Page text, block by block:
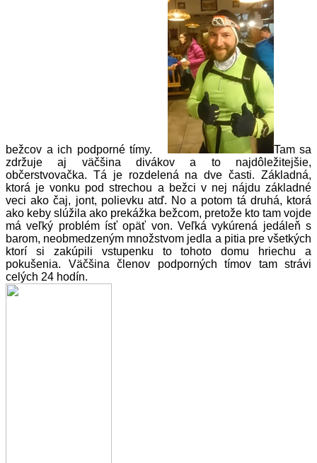
bežcov a ich podporné tímy.
Tam sa
zdržuje aj väčšina divákov a to najdôležitejšie,
občerstvovačka. Tá je rozdelená na dve časti. Základná,
ktorá je vonku pod strechou a bežci v nej nájdu základné
veci ako čaj, jont, polievku atď. No a potom tá druhá, ktorá
ako keby slúžila ako prekážka bežcom, pretože kto tam vojde
má veľký problém ísť opäť von. Veľká vykúrená jedáleň s
barom, neobmedzeným množstvom jedla a pitia pre všetkých
ktorí si zakúpili vstupenku to tohoto domu hriechu a
pokušenia. Väčšina členov podporných tímov tam strávi
celých 24 hodín.